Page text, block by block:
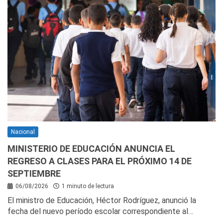
Nacional
MINISTERIO DE EDUCACIÓN ANUNCIA EL
REGRESO A CLASES PARA EL PRÓXIMO 14 DE
SEPTIEMBRE
06/08/2026 1 minuto de lectura
El ministro de Educación, Héctor Rodríguez, anunció la
fecha del nuevo período escolar correspondiente al…